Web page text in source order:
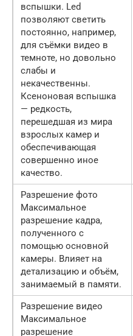
вспышки. Led
позволяют светить
постоянно, например,
для съёмки видео в
темноте, но довольно
слабы и
некачественны.
Ксеноновая вспышка
— редкость,
перешедшая из мира
взрослых камер и
обеспечивающая
совершенно иное
качество.
Разрешение фото
Максимальное
разрешение кадра,
полученного с
помощью основной
камеры. Влияет на
детализацию и объём,
занимаемый в памяти.
Разрешение видео
Максимальное
разрешение